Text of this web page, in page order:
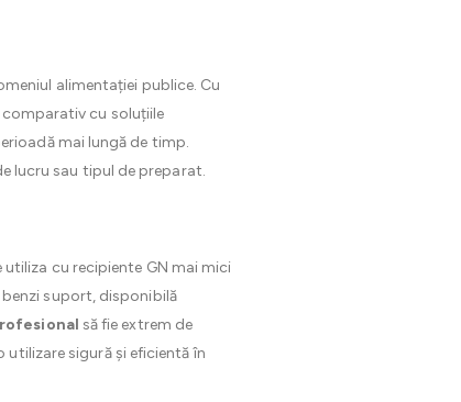
alimentației publice. Cu
comparativ cu soluțiile
mai lungă de timp.
lucru sau tipul de preparat.
cu recipiente GN mai mici
benzi suport, disponibilă
să fie extrem de
sigură și eficientă în